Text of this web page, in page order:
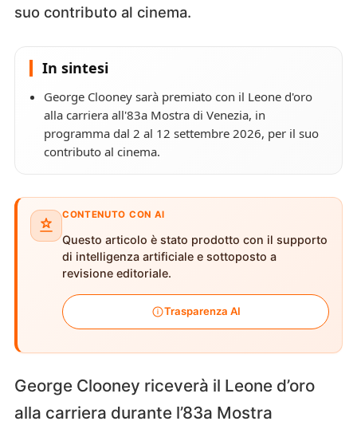
suo contributo al cinema.
In sintesi
George Clooney sarà premiato con il Leone d'oro
alla carriera all'83a Mostra di Venezia, in
programma dal 2 al 12 settembre 2026, per il suo
contributo al cinema.
CONTENUTO CON AI
Questo articolo è stato prodotto con il supporto
di intelligenza artificiale e sottoposto a
revisione editoriale.
Trasparenza AI
George Clooney riceverà il Leone d’oro
alla carriera durante l’83a Mostra